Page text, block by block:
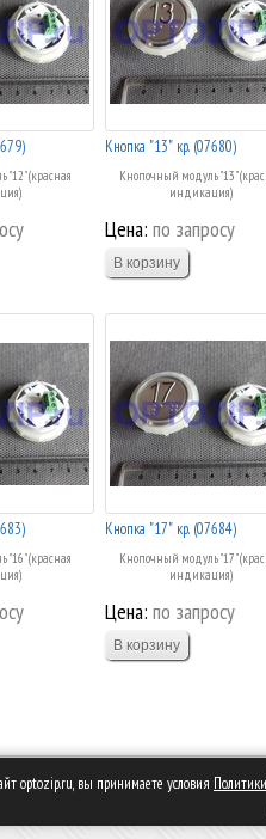
(красная
Кнопка "13" кр. (07680)
Кнопочный модуль "13"
индикация)
Цена: по запросу
(красная
Кнопка "17" кр. (07684)
Кнопочный модуль "17"
индикация)
Цена: по запросу
optozip.ru, вы принимаете условия Политики